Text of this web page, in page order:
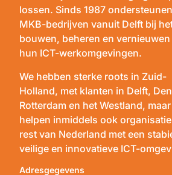
lossen. Sinds 1987
MKB-bedrijven vanuit Delft bij
bouwen, beheren en vernieuwen
hun ICT-werkomgevingen.
We hebben sterke roots in Zuid-
Holland, met klanten in Delft,
Rotterdam en het Westland, maar
helpen inmiddels ook
rest van Nederland met een
veilige en innovatieve ICT-
Adresgegevens